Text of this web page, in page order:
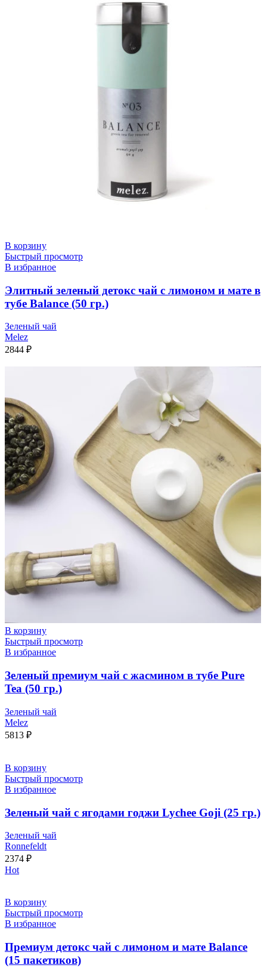
В корзину
Быстрый просмотр
В избранное
Элитный зеленый детокс чай с лимоном и мате в
тубе Balance (50 гр.)
Зеленый чай
Melez
2844 ₽
В корзину
Быстрый просмотр
В избранное
Зеленый премиум чай с жасмином в тубе Pure
Tea (50 гр.)
Зеленый чай
Melez
5813 ₽
В корзину
Быстрый просмотр
В избранное
Зеленый чай с ягодами годжи Lychee Goji (25 гр.)
Зеленый чай
Ronnefeldt
2374 ₽
Hot
В корзину
Быстрый просмотр
В избранное
Премиум детокс чай с лимоном и мате Balance
(15 пакетиков)